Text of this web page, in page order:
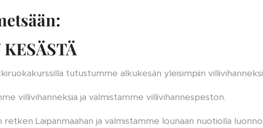
tutustumme alkukesän yleisimpiin
villivihanneksia ja valmistamme villivihannespeston.
Laipanmaahan ja valmistamme lounaan nuotiolla